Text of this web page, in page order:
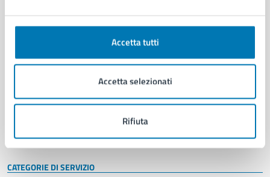
Accetta tutti
Accetta selezionati
Rifiuta
Organi di governo
Enti e fondazioni
Personale amministrativo
Intranet, posta aziendale e protocollo
CATEGORIE DI SERVIZIO